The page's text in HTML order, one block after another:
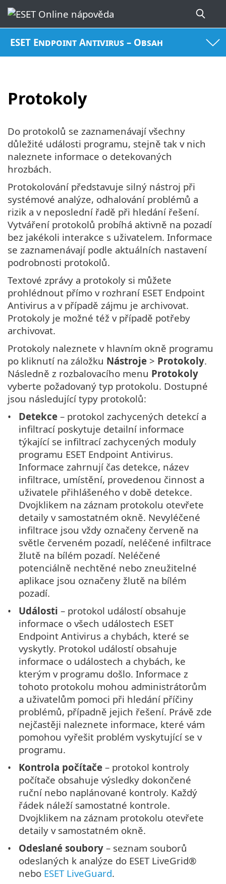
ESET Endpoint Antivirus – Obsah
Protokoly
Do protokolů se zaznamenávají všechny
důležité události programu, stejně tak v nich
naleznete informace o detekovaných
hrozbách.
Protokolování představuje silný nástroj při
systémové analýze, odhalování problémů a
rizik a v neposlední řadě při hledání řešení.
Vytváření protokolů probíhá aktivně na pozadí
bez jakékoli interakce s uživatelem. Informace
se zaznamenávají podle aktuálních nastavení
podrobnosti protokolů.
Textové zprávy a protokoly si můžete
prohlédnout přímo v rozhraní ESET Endpoint
Antivirus a v případě zájmu je archivovat.
Protokoly je možné též v případě potřeby
archivovat.
Protokoly naleznete v hlavním okně programu
po kliknutí na záložku Nástroje > Protokoly.
Následně z rozbalovacího menu Protokoly
vyberte požadovaný typ protokolu. Dostupné
jsou následující typy protokolů:
Detekce – protokol zachycených detekcí a
infiltrací poskytuje detailní informace
týkající se infiltrací zachycených moduly
programu ESET Endpoint Antivirus.
Informace zahrnují čas detekce, název
infiltrace, umístění, provedenou činnost a
uživatele přihlášeného v době detekce.
Dvojklikem na záznam protokolu otevřete
detaily v samostatném okně. Nevyléčené
infiltrace jsou vždy označeny červeně na
světle červeném pozadí, neléčené infiltrace
žlutě na bílém pozadí. Neléčené
potenciálně nechtěné nebo zneužitelné
aplikace jsou označeny žlutě na bílém
pozadí.
Události – protokol událostí obsahuje
informace o všech událostech ESET
Endpoint Antivirus a chybách, které se
vyskytly. Protokol událostí obsahuje
informace o událostech a chybách, ke
kterým v programu došlo. Informace z
tohoto protokolu mohou administrátorům
a uživatelům pomoci při hledání příčiny
problémů, případně jejich řešení. Právě zde
nejčastěji naleznete informace, které vám
pomohou vyřešit problém vyskytující se v
programu.
Kontrola počítače – protokol kontroly
počítače obsahuje výsledky dokončené
ruční nebo naplánované kontroly. Každý
řádek náleží samostatné kontrole.
Dvojklikem na záznam protokolu otevřete
detaily v samostatném okně.
Odeslané soubory – seznam souborů
odeslaných k analýze do ESET LiveGrid®
nebo ESET LiveGuard.